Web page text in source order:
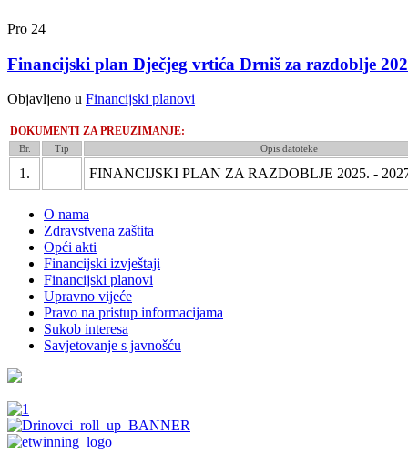
Pro 24
Financijski plan Dječjeg vrtića Drniš za razdoblje
Objavljeno u Financijski planovi
DOKUMENTI ZA PREUZIMANJE:
Br. Tip Opis datoteke
1. FINANCIJSKI PLAN ZA RAZDOBLJE 2025. -
O nama
Zdravstvena zaštita
Opći akti
Financijski izvještaji
Financijski planovi
Upravno vijeće
Pravo na pristup informacijama
Sukob interesa
Savjetovanje s javnošću